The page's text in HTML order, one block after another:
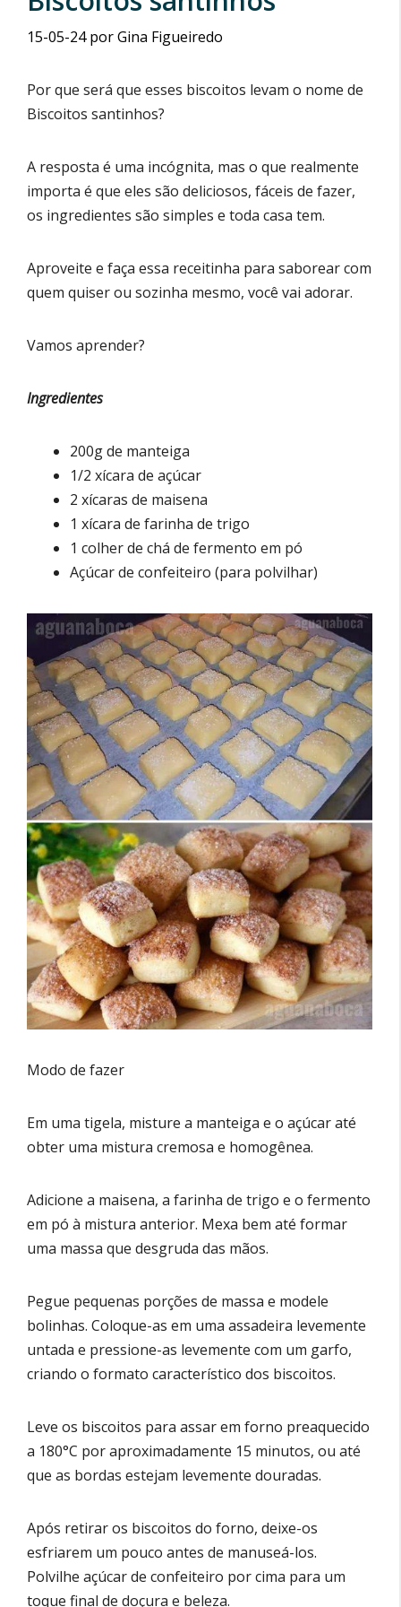
15-05-24 porGina Figueiredo
Por que será que esses biscoitos levam o nome de
Biscoitos santinhos?
A resposta é uma incógnita, mas o que realmente
importa é que eles são deliciosos, fáceis de fazer,
os ingredientes são simples e toda casa tem.
Aproveite e faça essa receitinha para saborear com
quem quiser ou sozinha mesmo, você vai adorar.
Vamos aprender?
Ingredientes
200g de manteiga
1/2 xícara de açúcar
2 xícaras de maisena
1 xícara de farinha de trigo
1 colher de chá de fermento em pó
Açúcar de confeiteiro (para polvilhar)
Modo de fazer
Em uma tigela, misture a manteiga e o açúcar até
obter uma mistura cremosa e homogênea.
Adicione a maisena, a farinha de trigo e o fermento
em pó à mistura anterior. Mexa bem até formar
uma massa que desgruda das mãos.
Pegue pequenas porções de massa e modele
bolinhas. Coloque-as em uma assadeira levemente
untada e pressione-as levemente com um garfo,
criando o formato característico dos biscoitos.
Leve os biscoitos para assar em forno preaquecido
a 180°C por aproximadamente 15 minutos, ou até
que as bordas estejam levemente douradas.
Após retirar os biscoitos do forno, deixe-os
esfriarem um pouco antes de manuseá-los.
Polvilhe açúcar de confeiteiro por cima para um
toque final de doçura e beleza.